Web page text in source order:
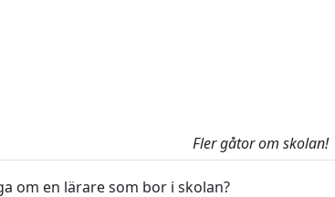
Fler gåtor om skolan!
om en lärare som bor i skolan?